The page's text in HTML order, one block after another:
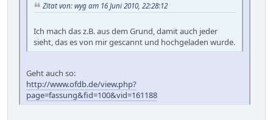
Zitat von: wyg am 16 Juni 2010, 22:28:12
Ich mach das z.B. aus dem Grund, damit auch jeder
sieht, das es von mir gescannt und hochgeladen wurde.
Geht auch so:
http://www.ofdb.de/view.php?
page=fassung&fid=100&vid=161188